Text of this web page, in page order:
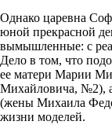
Однако царевна
юной прекрасной
вымышленные: с
Дело в том, что
ее матери Марии
Михайловича, №2),
(жены Михаила
жизни моделей.